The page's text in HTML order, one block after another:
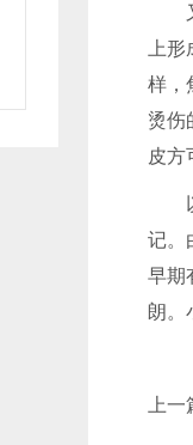
又
上
样，
烫伤
皮方
以
记。
早期
朗。
上